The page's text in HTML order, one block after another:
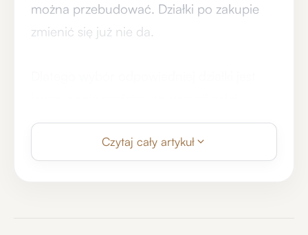
można przebudować. Działki po zakupie
zmienić się już nie da.
inwestycji. Warto zwrócić uwagę nie tylko
na cenę, ale również na lokalizację, dostęp
do drogi publicznej, media, sąsiedztwo
Czytaj cały artykuł